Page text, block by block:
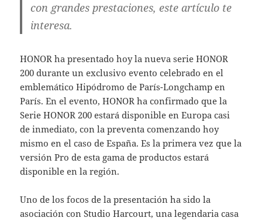
con grandes prestaciones, este artículo te
interesa.
HONOR ha presentado hoy la nueva serie HONOR
200 durante un exclusivo evento celebrado en el
emblemático Hipódromo de París-Longchamp en
París. En el evento, HONOR ha confirmado que la
Serie HONOR 200 estará disponible en Europa casi
de inmediato, con la preventa comenzando hoy
mismo en el caso de España. Es la primera vez que la
versión Pro de esta gama de productos estará
disponible en la región.
Uno de los focos de la presentación ha sido la
asociación con Studio Harcourt, una legendaria casa